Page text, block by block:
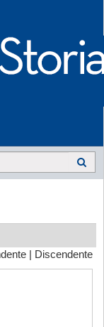
Discendente